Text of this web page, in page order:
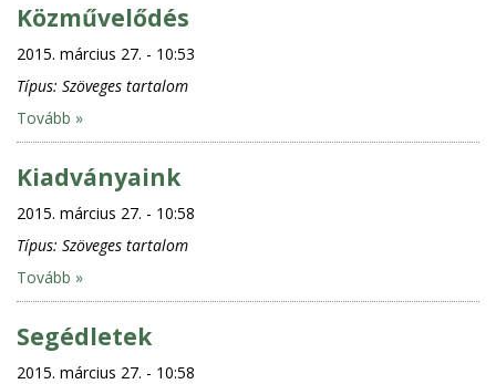
Közművelődés
2015. március 27. - 10:53
Típus: Szöveges tartalom
Tovább »
Kiadványaink
2015. március 27. - 10:58
Típus: Szöveges tartalom
Tovább »
Segédletek
2015. március 27. - 10:58